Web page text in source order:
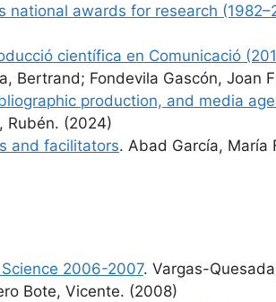
national awards for research
científica en Comunicació
Bertrand; Fondevila Gascón, Joan
production, and media
Rubén. (2024)
and facilitators. Abad García, María
2006-2007. Vargas-
Bote, Vicente. (2008)